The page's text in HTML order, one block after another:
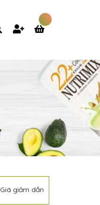
Giá giảm dần